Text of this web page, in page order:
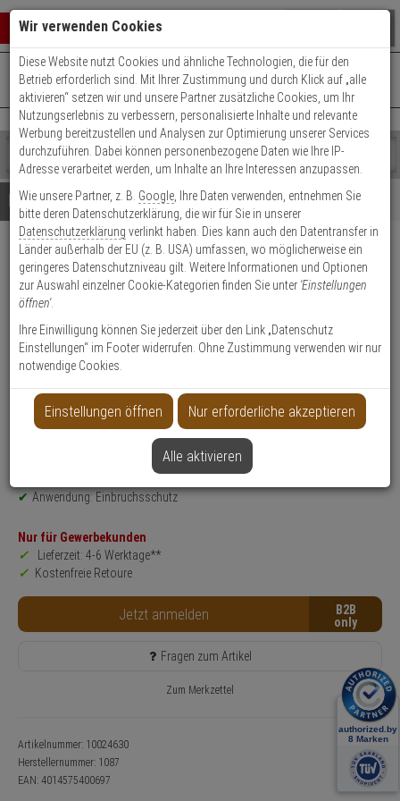
Warenkorb schließen
0 ARTIKEL IM WARENKORB
Ihr Warenkorb ist momentan leer.
Ergebnisse ()
Fertig
Shop
durchsuchen
Bitte
geben
Sie
mindestens
Zeichen
ein,
um
Suche
Es
wurde
noch
Kategorien
Suche
gestartet
+49 (0)821 899 493-0Mo. - Do.: 8:00 - 16:30 | Fr.: 8:00 - 14:00 Uhr
Kontaktservice nutzen
Details Beratung
IKON Zylinderabdeckung 1087
F1
Produktmerkmale
Datenblatt drucken
Produktinformationen
Zylinderabdeckung
Anwendung: Einbruchsschutz
Nur für Gewerbekunden
Lieferzeit: 4-6 Werktage**
Kostenfreie Retoure
Jetzt anmelden B2B
Fragen zum Artikel
Zum Merkzettel
Artikelnummer: 10024630
Herstellernummer: 1087
EAN: 4014575400697
Wir verwenden Cookies
Diese Website nutzt Cookies und ähnliche Technologien, die für den
Betrieb erforderlich sind. Mit Ihrer Zustimmung und durch Klick auf „alle
aktivieren“ setzen wir und unsere Partner zusätzliche Cookies, um Ihr
Nutzungserlebnis zu verbessern, personalisierte Inhalte und relevante
Werbung bereitzustellen und Analysen zur Optimierung unserer Services
durchzuführen. Dabei können personenbezogene Daten wie Ihre IP-
Adresse verarbeitet werden, um Inhalte an Ihre Interessen anzupassen.
Wie unsere Partner, z. B. Google , Ihre Daten verwenden, entnehmen Sie
bitte deren Datenschutzerklärung, die wir für Sie in unserer
Datenschutzerklärung verlinkt haben. Dies kann auch den Datentransfer in
Länder außerhalb der EU (z. B. USA) umfassen, wo möglicherweise ein
geringeres Datenschutzniveau gilt. Weitere Informationen und Optionen
zur Auswahl einzelner Cookie-Kategorien finden Sie unter 'Einstellungen
öffnen'.
Ihre Einwilligung können Sie jederzeit über den Link „Datenschutz
Einstellungen“ im Footer widerrufen. Ohne Zustimmung verwenden wir nur
notwendige Cookies.
Einstellungen öffnen Nur erforderliche akzeptieren
Alle aktivieren